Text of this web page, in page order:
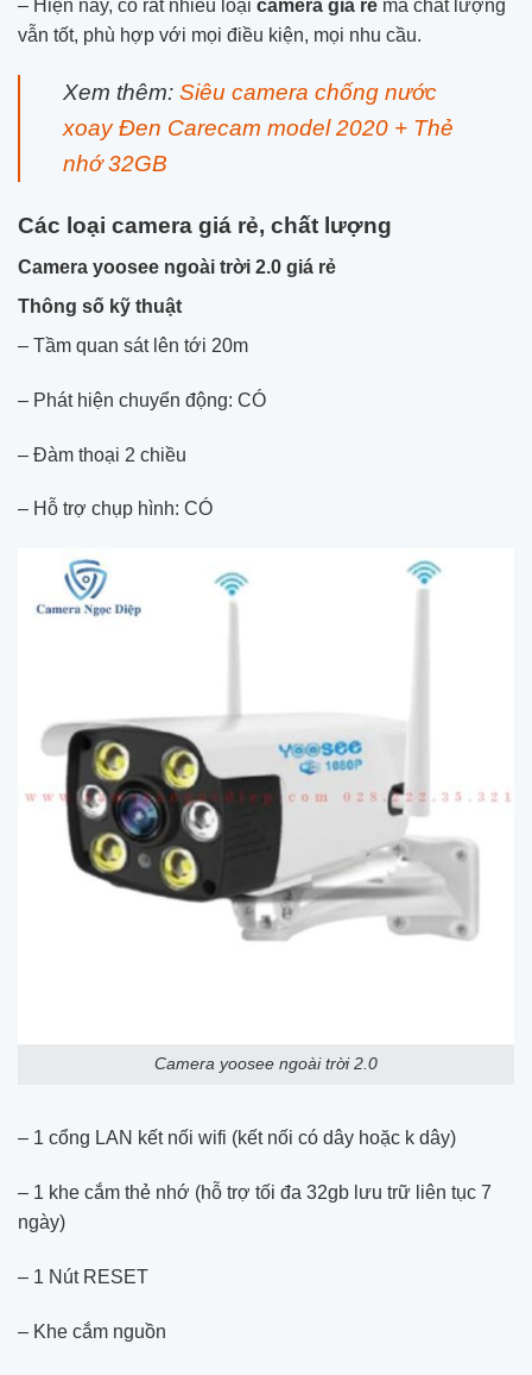
– Hiện nay, có rất nhiều loại camera giá rẻ mà chất lượng
vẫn tốt, phù hợp với mọi điều kiện, mọi nhu cầu.
Xem thêm: Siêu camera chống nước
xoay Đen Carecam model 2020 + Thẻ
nhớ 32GB
Các loại camera giá rẻ, chất lượng
Camera yoosee ngoài trời 2.0 giá rẻ
Thông số kỹ thuật
– Tầm quan sát lên tới 20m
– Phát hiện chuyển động: CÓ
– Đàm thoại 2 chiều
– Hỗ trợ chụp hình: CÓ
Camera yoosee ngoài trời 2.0
– 1 cổng LAN kết nối wifi (kết nối có dây hoặc k dây)
– 1 khe cắm thẻ nhớ (hỗ trợ tối đa 32gb lưu trữ liên tục 7
ngày)
– 1 Nút RESET
– Khe cắm nguồn